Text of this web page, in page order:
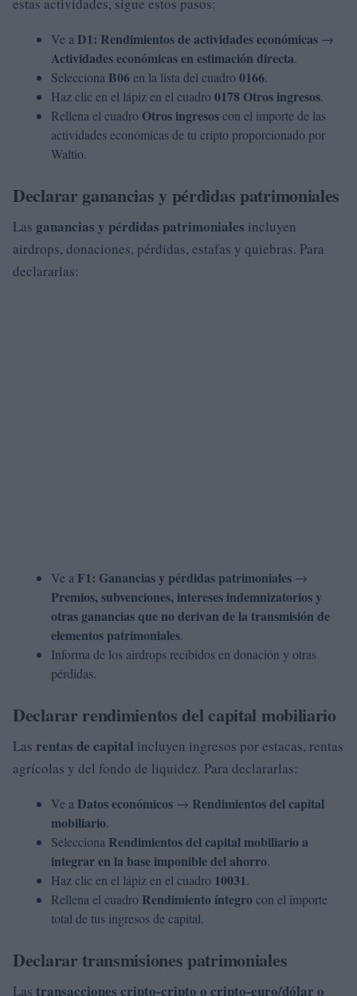
Ve a D1: Rendimientos de actividades económicas →
Actividades económicas en estimación directa.
Selecciona B06en la lista del cuadro0166.
Haz clic en el lápiz en el cuadro0178 Otros ingresos.
Rellena el cuadroOtros ingresoscon el importe de las
actividades económicas de tu cripto proporcionado por
Waltio.
Declarar ganancias y pérdidas patrimoniales
Las ganancias y pérdidas patrimoniales incluyen
airdrops, donaciones, pérdidas, estafas y quiebras. Para
declararlas:
Ve a F1: Ganancias y pérdidas patrimoniales →
Premios, subvenciones, intereses indemnizatorios y
otras ganancias que no derivan de la transmisión de
elementos patrimoniales.
Informa de los airdrops recibidos en donación y otras
pérdidas.
Declarar rendimientos del capital mobiliario
Las rentas de capital incluyen ingresos por estacas, rentas
agrícolas y del fondo de liquidez. Para declararlas:
Ve a Datos económicos → Rendimientos del capital
mobiliario.
Selecciona Rendimientos del capital mobiliario a
integrar en la base imponible del ahorro.
Haz clic en el lápiz en el cuadro 10031.
Rellena el cuadro Rendimiento íntegrocon el importe
total de tus ingresos de capital.
Declarar transmisiones patrimoniales
Las transacciones cripto-cripto o cripto-euro/dólar o